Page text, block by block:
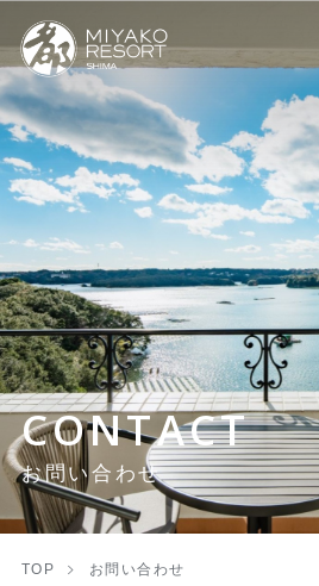
CONTACT
お問い合わせ
TOP お問い合わせ